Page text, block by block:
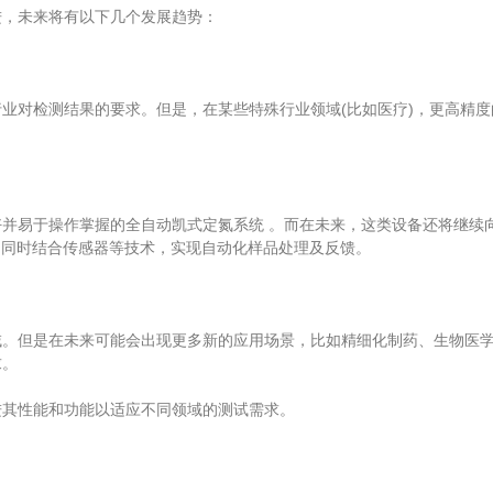
来将有以下几个发展趋势：
测结果的要求。但是，在某些特殊行业领域(比如医疗)，更高精
操作掌握的全自动凯式定氮系统 。而在未来，这类设备还将继续
时结合传感器等技术，实现自动化样品处理及反馈。
在未来可能会出现更多新的应用场景，比如精细化制药、生物医
能和功能以适应不同领域的测试需求。